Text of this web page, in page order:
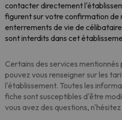
contacter directement
figurent sur votre confirmation de
enterrements de vie de
sont interdits dans cet
Certains des services
pouvez vous renseigner sur les
l'établissement. Toutes les
fiche sont susceptibles d'être
vous avez des questions,